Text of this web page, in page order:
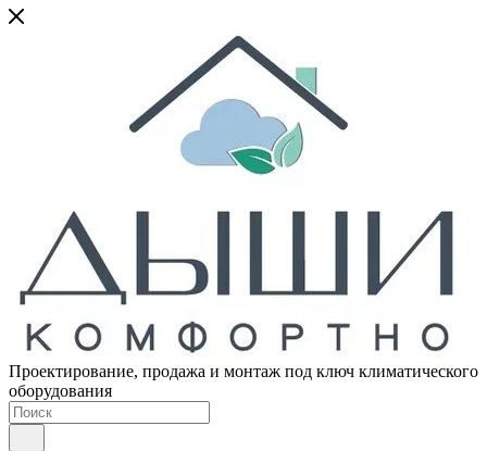
Проектирование, продажа и монтаж под ключ климатического
оборудования